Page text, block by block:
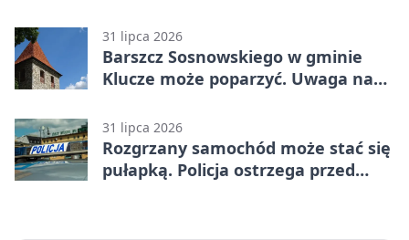
31 lipca 2026
Barszcz Sosnowskiego w gminie
Klucze może poparzyć. Uwaga na
31 lipca 2026
Rozgrzany samochód może stać się
pułapką. Policja ostrzega przed